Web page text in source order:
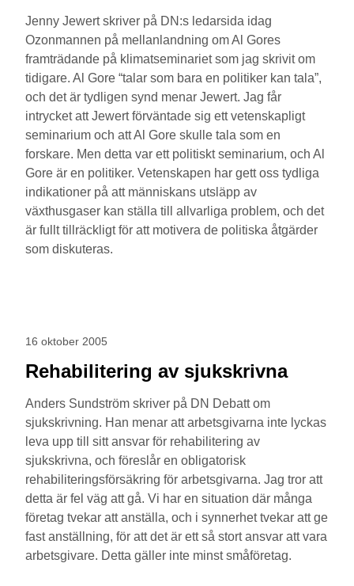
Jenny Jewert skriver på DN:s ledarsida idag
Ozonmannen på mellanlandning om Al Gores
framträdande på klimatseminariet som jag skrivit om
tidigare. Al Gore “talar som bara en politiker kan tala”,
och det är tydligen synd menar Jewert. Jag får
intrycket att Jewert förväntade sig ett vetenskapligt
seminarium och att Al Gore skulle tala som en
forskare. Men detta var ett politiskt seminarium, och Al
Gore är en politiker. Vetenskapen har gett oss tydliga
indikationer på att människans utsläpp av
växthusgaser kan ställa till allvarliga problem, och det
är fullt tillräckligt för att motivera de politiska åtgärder
som diskuteras.
16 oktober 2005
Rehabilitering av sjukskrivna
Anders Sundström skriver på DN Debatt om
sjukskrivning. Han menar att arbetsgivarna inte lyckas
leva upp till sitt ansvar för rehabilitering av
sjukskrivna, och föreslår en obligatorisk
rehabiliteringsförsäkring för arbetsgivarna. Jag tror att
detta är fel väg att gå. Vi har en situation där många
företag tvekar att anställa, och i synnerhet tvekar att ge
fast anställning, för att det är ett så stort ansvar att vara
arbetsgivare. Detta gäller inte minst småföretag.